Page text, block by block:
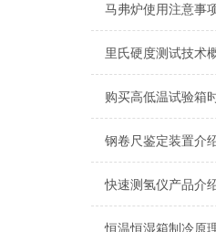
马弗炉使用注意事
里氏硬度测试技术
购买高低温试验箱
钢卷尺鉴定装置介
快速测氢仪产品介
恒温恒湿箱制冷原